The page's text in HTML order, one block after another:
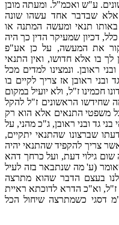
ע"ש ואכמ"ל. ומעתה מובן
שבדבר אחד עשהו שונה
באותו תנאי ומעשה המתנה או
דכיון שמעיקר הדין כך היה
את המעשה, על כן אע"פ
בו אלא חדושו, ואין התנאי
ראובן. ונמצינו למדים מכל
ראובן אז צריך לקיים בו
חכמינו ז"ל, ולא יועיל במקום
שחידשו הראשונים ז"ל להקל
משפטי התנאים אלא הוא רק
גד ובני ראובן, ג"כ מהני, על
שברצונו שהתנאי יתקיים,
צריך להקפיד שהתנאי יהיה
גילוי דעת, ועל כרחך דהא
(ע' מה שנתבאר בזה לעיל
בעצם הדבר שהוא מתרצה
ז"ל, וא"כ הדרא לדוכתא ראיית
דסגי כשמתרצה שיחול הכל